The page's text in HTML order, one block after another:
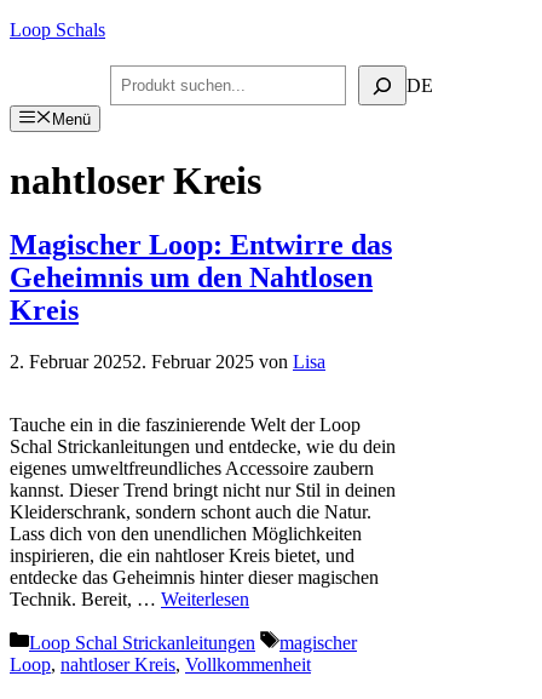
Zum
Loop Schals
Suchen DE
Menü
nahtloser Kreis
Magischer Loop: Entwirre das
Geheimnis um den Nahtlosen
Kreis
2. Februar 20252. Februar 2025 von Lisa
Tauche ein in die faszinierende Welt der Loop
Schal Strickanleitungen und entdecke, wie du dein
eigenes umweltfreundliches Accessoire zaubern
kannst. Dieser Trend bringt nicht nur Stil in deinen
Kleiderschrank, sondern schont auch die Natur.
Lass dich von den unendlichen Möglichkeiten
inspirieren, die ein nahtloser Kreis bietet, und
entdecke das Geheimnis hinter dieser magischen
Technik. Bereit, … Weiterlesen
Kategorien
Loop Schal Strickanleitungen Schlagwörter
magischer
Loop, nahtloser Kreis, Vollkommenheit